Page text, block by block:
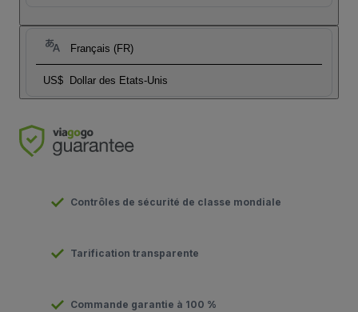
Français (FR)
US$ Dollar des Etats-Unis
Contrôles de sécurité de classe mondiale
Tarification transparente
Commande garantie à 100 %